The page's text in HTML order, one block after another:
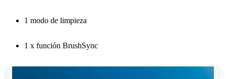
1 modo de limpieza
1 x función BrushSync